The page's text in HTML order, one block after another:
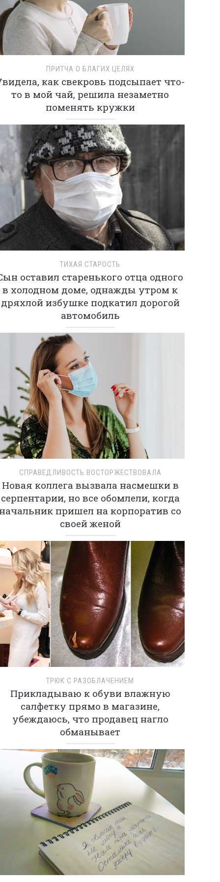
ПРИТЧА О БЛАГИХ ЦЕЛЯХ
как свекровь подсыпает что-
то в мой чай, решила незаметно
поменять кружки
ТИХАЯ СТАРОСТЬ
оставил старенького отца одного
в холодном доме, однажды утром к
дряхлой избушке подкатил дорогой
автомобиль
СПРАВЕДЛИВОСТЬ ВОСТОРЖЕСТВОВАЛА
Новая коллега вызвала насмешки в
серпентарии, но все обомлели, когда
пришел на корпоратив со
своей женой
ТРЮК С РАЗОБЛАЧЕНИЕМ
Прикладываю к обуви влажную
салфетку прямо в магазине,
убеждаюсь, что продавец нагло
обманывает